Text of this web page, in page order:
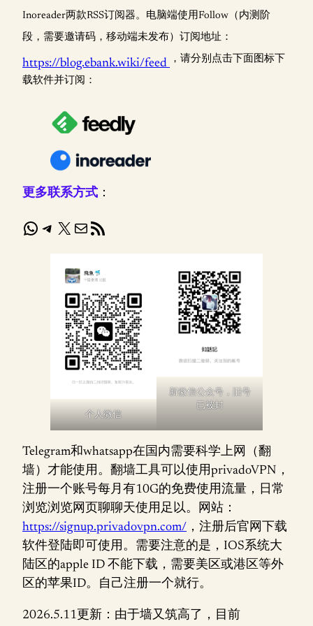
Inoreader两款RSS订阅器。电脑端使用Follow（内测阶
段，需要邀请码，移动端未发布）订阅地址：
https://blog.ebank.wiki/feed ，请分别点击下面图标下
载软件并订阅：
更多联系方式 ：
WhatsApp
Telegram
X 电子邮件 RSS Feed
个人微信
新微信公众号，旧号
已被封
Telegram和whatsapp在国内需要科学上网（翻
墙）才能使用。翻墙工具可以使用privadoVPN，
注册一个账号每月有10G的免费使用流量，日常
浏览浏览网页聊聊天使用足以。网站：
https://signup.privadovpn.com/ ，注册后官网下载
软件登陆即可使用。需要注意的是，IOS系统大
陆区的apple ID 不能下载，需要美区或港区等外
区的苹果ID。自己注册一个就行。
2026.5.11更新：由于墙又筑高了，目前